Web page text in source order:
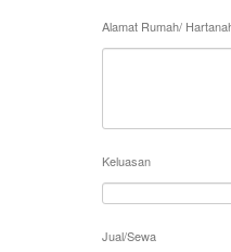
Alamat Rumah/
Keluasan
Jual/Sewa